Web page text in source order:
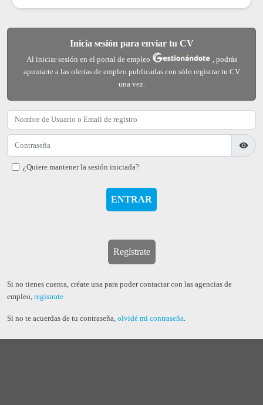
Inicia sesión para enviar tu CV
Al iniciar sesión en el portal de empleo
, podrás
apuntarte a las ofertas de empleo publicadas con sólo registrar tu CV
una vez.
visibility
¿Quiere mantener la sesión iniciada?
Regístrate
Si no tienes cuenta, créate una para poder contactar con las agencias de
empleo, regístrate
Si no te acuerdas de tu contraseña, olvidé mi contraseña.